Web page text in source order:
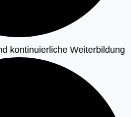
kontinuierliche Weiterbildung